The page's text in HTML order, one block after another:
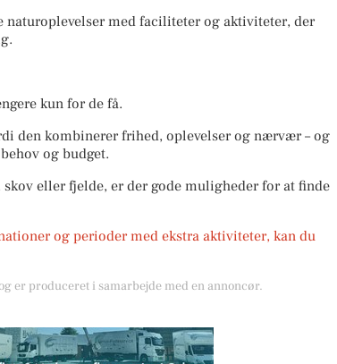
naturoplevelser med faciliteter og aktiviteter, der
kun for de få.
den kombinerer frihed, oplevelser og nærvær – og
og budget.
eller fjelde, er der gode muligheder for at finde
og perioder med ekstra aktiviteter, kan du
er produceret i samarbejde med en annoncør.